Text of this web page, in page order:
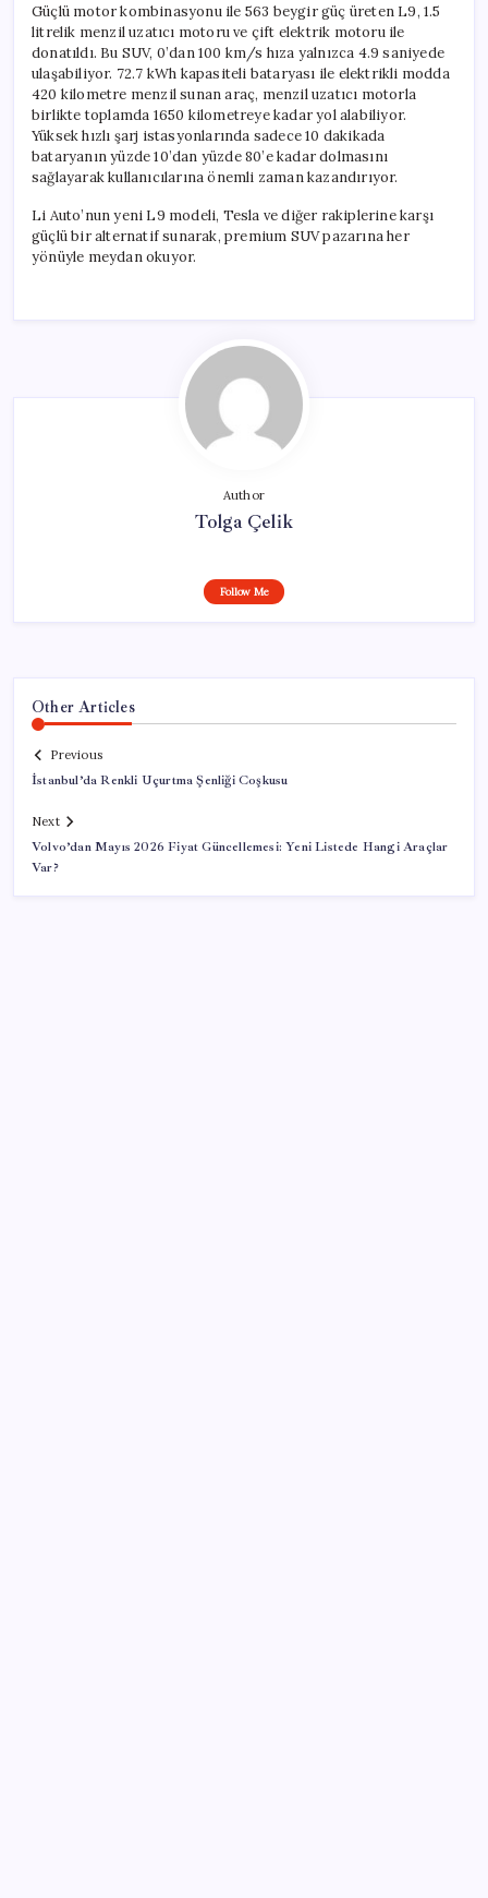
Güçlü motor kombinasyonu ile 563 beygir güç üreten L9, 1.5
litrelik menzil uzatıcı motoru ve çift elektrik motoru ile
donatıldı. Bu SUV, 0’dan 100 km/s hıza yalnızca 4.9 saniyede
ulaşabiliyor. 72.7 kWh kapasiteli bataryası ile elektrikli modda
420 kilometre menzil sunan araç, menzil uzatıcı motorla
birlikte toplamda 1650 kilometreye kadar yol alabiliyor.
Yüksek hızlı şarj istasyonlarında sadece 10 dakikada
bataryanın yüzde 10’dan yüzde 80’e kadar dolmasını
sağlayarak kullanıcılarına önemli zaman kazandırıyor.
Li Auto’nun yeni L9 modeli, Tesla ve diğer rakiplerine karşı
güçlü bir alternatif sunarak, premium SUV pazarına her
yönüyle meydan okuyor.
Author
Tolga Çelik
Follow Me
Other Articles
Previous
İstanbul’da Renkli Uçurtma Şenliği Coşkusu
Next
Volvo’dan Mayıs 2026 Fiyat Güncellemesi: Yeni Listede Hangi Araçlar
Var?